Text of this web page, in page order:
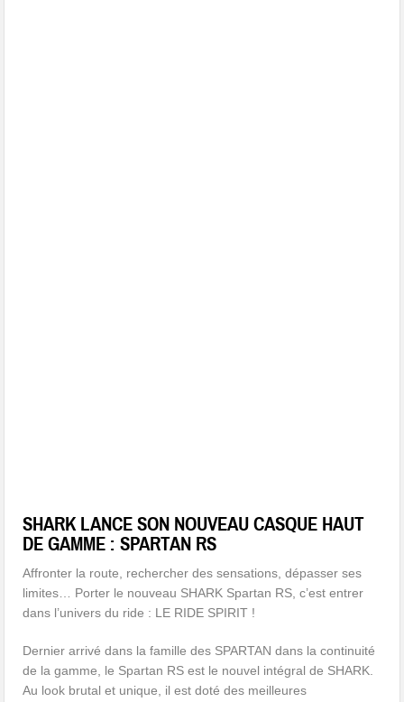
SHARK LANCE SON NOUVEAU CASQUE HAUT
DE GAMME : SPARTAN RS
Affronter la route, rechercher des sensations, dépasser ses
limites… Porter le nouveau SHARK Spartan RS, c’est entrer
dans l’univers du ride : LE RIDE SPIRIT !
Dernier arrivé dans la famille des SPARTAN dans la continuité
de la gamme, le Spartan RS est le nouvel intégral de SHARK.
Au look brutal et unique, il est doté des meilleures